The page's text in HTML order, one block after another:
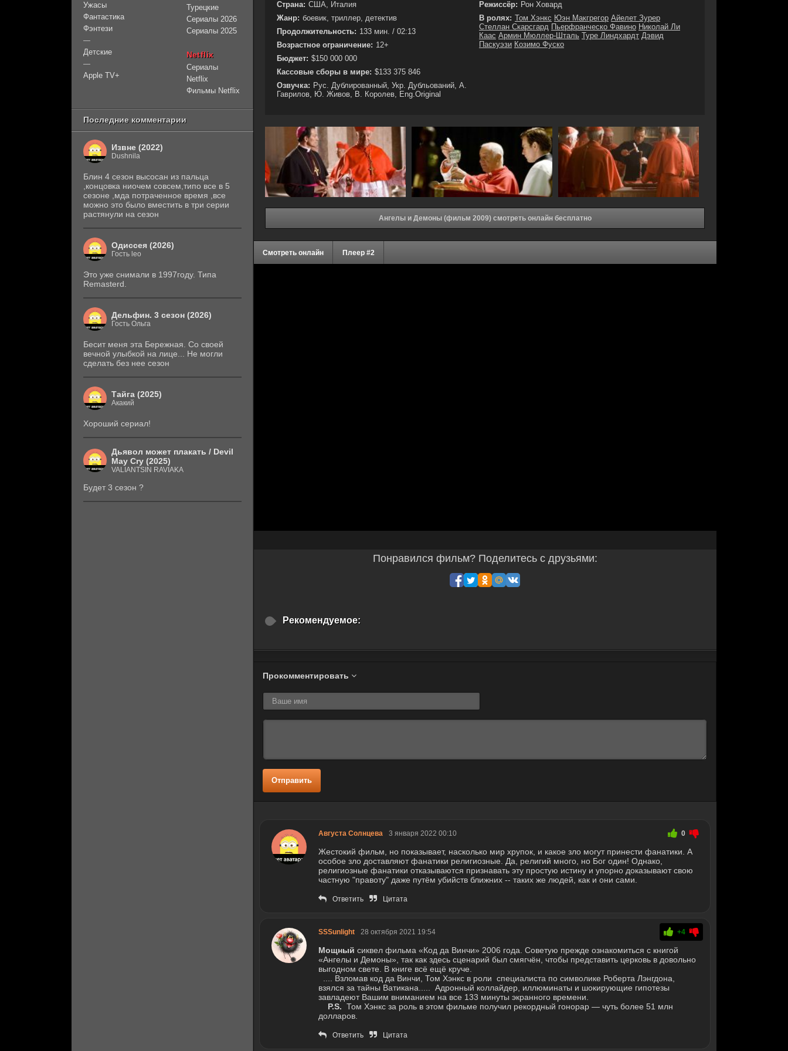
Страна: США, Италия
Жанр: боевик, триллер, детектив
Продолжительность: 133 мин. / 02:13
Возрастное ограничение: 12+
Бюджет: $150 000 000
Кассовые сборы в мире: $133 375 846
Озвучка: Рус. Дублированный, Укр. Дубльований, А.
Гаврилов, Ю. Живов, В. Королев, Eng.Original
Режиссёр: Рон Ховард
В ролях: Том Хэнкс Юэн Макгрегор Айелет Зурер
Стеллан Скарсгард Пьерфранческо Фавино Николай Ли
Каас Армин Мюллер-Шталь Туре Линдхардт Дэвид
Паскуэзи Козимо Фуско
Ангелы и Демоны (фильм 2009) смотреть онлайн бесплатно
Смотреть онлайн Плеер #2
Понравился фильм? Поделитесь с друзьями:
Рекомендуемое:
Прокомментировать
Отправить
Августа Солнцева 3 января 2022 00:10 0
Жестокий фильм, но показывает, насколько мир хрупок, и какое зло могут принести фанатики. А
особое зло доставляют фанатики религиозные. Да, религий много, но Бог один! Однако,
религиозные фанатики отказываются признавать эту простую истину и упорно доказывают свою
частную "правоту" даже путём убийств ближних -- таких же людей, как и они сами.
Ответить Цитата
SSSunlight 28 октября 2021 19:54 +4
Мощный сиквел фильма «Код да Винчи» 2006 года. Советую прежде ознакомиться с книгой
«Ангелы и Демоны», так как здесь сценарий был смягчён, чтобы представить церковь в довольно
выгодном свете. В книге всё ещё круче.
.... Взломав код да Винчи, Том Хэнкс в роли специалиста по символике Роберта Лэнгдона,
взялся за тайны Ватикана..... Адронный коллайдер, иллюминаты и шокирующие гипотезы
завладеют Вашим вниманием на все 133 минуты экранного времени.
P.S. Том Хэнкс за роль в этом фильме получил рекордный гонорар — чуть более 51 млн
долларов.
Ответить Цитата
Ужасы
Фантастика
Фэнтези
—
Детские
—
Apple TV+
Турецкие
Сериалы 2026
Сериалы 2025
Netflix
Сериалы
Netflix
Фильмы Netflix
Последние комментарии
Извне (2022)
Dushnila
Блин 4 сезон высосан из пальца
,концовка ниочем совсем,типо все в 5
сезоне ,мда потраченное время ,все
можно это было вместить в три серии
растянули на сезон
Одиссея (2026)
Гость leo
Это уже снимали в 1997году. Типа
Remasterd.
Дельфин. 3 сезон (2026)
Гость Ольга
Бесит меня эта Бережная. Со своей
вечной улыбкой на лице... Не могли
сделать без нее сезон
Тайга (2025)
Акакий
Хороший сериал!
Дьявол может плакать / Devil
May Cry (2025)
VALIANTSIN RAVIAKA
Будет 3 сезон ?